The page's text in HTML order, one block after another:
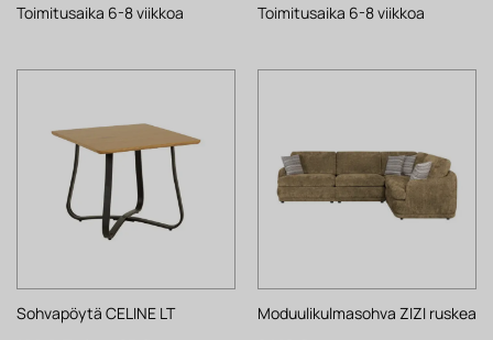
1
962 €.
1
530 €.
Toimitusaika 6-8 viikkoa 2
502 €.
1
Toimitusaika 6-8 viikkoa
Sohvapöytä CELINE LT Moduulikulmasohva ZIZI ruskea